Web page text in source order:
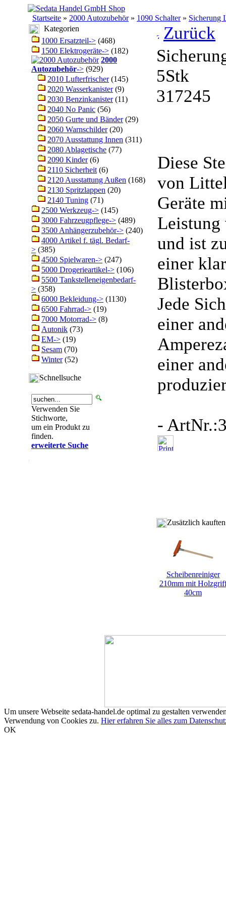
Startseite » 2000 Autozubehör» 1090 Schalter» Sicherung
Kategorien
1000 Ersatzteil-> (468)
1500 Elektrogeräte-> (182)
2000
Autozubehör-> (929)
2010 Lufterfrischer(145)
2020 Wasserkanister(9)
2030 Benzinkanister(11)
2040 No Panic (56)
2050 Gurte und Bänder(29)
2060 Warnschilder(20)
2070 Ausstattung Innen (311)
2080 Ablagetische (77)
2090 Kinder(6)
2110 Sicherheit (6)
2120 Ausstattung Außen (168)
2130 Spritzlappen (20)
2140 Tuning (71)
2500 Werkzeug-> (145)
3000 Fahrzeugpflege-> (489)
3500 Anhängerzubehör-> (240)
4000 Artikel f. tägl. Bedarf-
> (385)
4500 Spielwaren-> (247)
5000 Drogerieartikel-> (106)
5500 Tankstelleneigenbedarf-
> (358)
6000 Bekleidung-> (1130)
6500 Fahrrad-> (19)
7000 Motorrad-> (8)
Autonik (73)
EM-> (19)
Sesam (70)
Winter(52)
Schnellsuche
Verwenden Sie
Stichworte,
um ein Produkt zu
finden.
erweiterte Suche
Zurück
5Stk
317245
Diese
von
Geräte
Leistung
und ist
einer
Jede
einer
einer
-
Zusätzlich
Scheibenreiniger
210mm mit
40cm
Um unsere Webseite sedata-handel.de optimal zu gestalten
Verwendung von Cookies zu. Hier erfahren Sie alles zum
OK